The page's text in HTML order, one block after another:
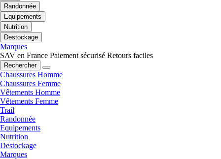
Randonnée
Equipements
Nutrition
Destockage
Marques
SAV en France Paiement sécurisé Retours faciles
Rechercher
Chaussures Homme
Chaussures Femme
Vêtements Homme
Vêtements Femme
Trail
Randonnée
Equipements
Nutrition
Destockage
Marques